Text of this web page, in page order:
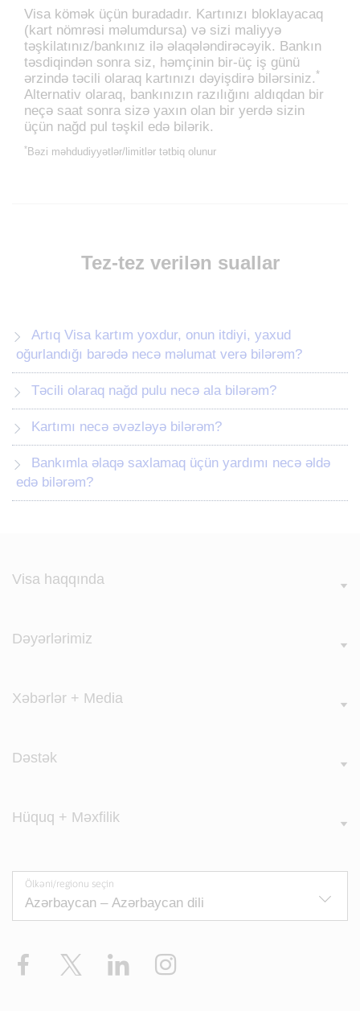
Visa kömək üçün buradadır. Kartınızı bloklayacaq
(kart nömrəsi məlumdursa) və sizi maliyyə
təşkilatınız/bankınız ilə əlaqələndirəcəyik. Bankın
təsdiqindən sonra siz, həmçinin bir-üç iş günü
ərzində təcili olaraq kartınızı dəyişdirə bilərsiniz. *
Alternativ olaraq, bankınızın razılığını aldıqdan bir
neçə saat sonra sizə yaxın olan bir yerdə sizin
üçün nağd pul təşkil edə bilərik.
*Bəzi məhdudiyyətlər/limitlər tətbiq olunur
Tez-tez verilən suallar
oğurlandığı barədə necə məlumat verə bilərəm?
Təcili olaraq nağd pulu necə ala bilərəm?
Kartımı necə əvəzləyə bilərəm?
edə bilərəm?
Visa haqqında
Dəyərlərimiz
Xəbərlər + Media
Dəstək
Hüquq + Məxfilik
Ölkəni/regionu seçin
Facebook Twitter LinkedIn